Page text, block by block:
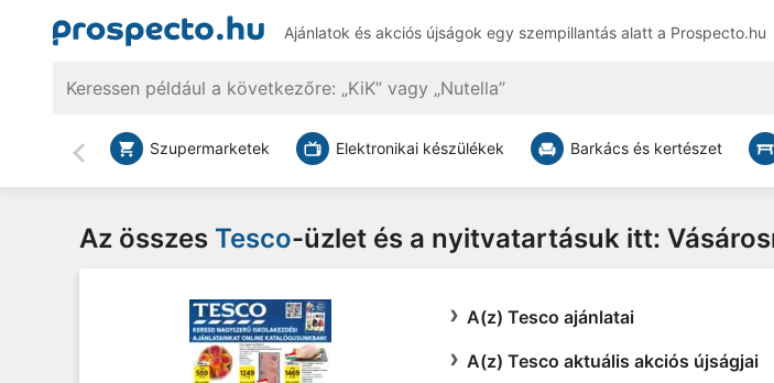
Ajánlatok és akciós újságok egy szempillantás alatt a Prospecto.hu
Vissza
Szupermarketek Elektronikai készülékek Barkács és kertészet
Az összes Tesco-üzlet és a nyitvatartásuk itt:
A(z) Tesco ajánlatai
A(z) Tesco aktuális akciós újságjai